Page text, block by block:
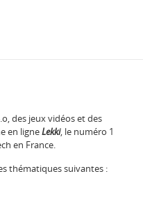
des jeux vidéos et des
en ligneLekki, le numéro 1
en France.
thématiques suivantes :